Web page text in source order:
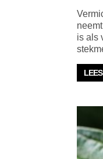
is als